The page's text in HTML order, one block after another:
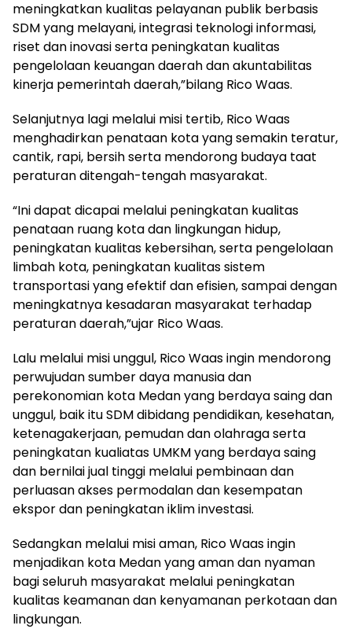
meningkatkan kualitas pelayanan publik berbasis
SDM yang melayani, integrasi teknologi informasi,
riset dan inovasi serta peningkatan kualitas
pengelolaan keuangan daerah dan akuntabilitas
kinerja pemerintah daerah,”bilang Rico Waas.
Selanjutnya lagi melalui misi tertib, Rico Waas
menghadirkan penataan kota yang semakin teratur,
cantik, rapi, bersih serta mendorong budaya taat
peraturan ditengah-tengah masyarakat.
“Ini dapat dicapai melalui peningkatan kualitas
penataan ruang kota dan lingkungan hidup,
peningkatan kualitas kebersihan, serta pengelolaan
limbah kota, peningkatan kualitas sistem
transportasi yang efektif dan efisien, sampai dengan
meningkatnya kesadaran masyarakat terhadap
peraturan daerah,”ujar Rico Waas.
Lalu melalui misi unggul, Rico Waas ingin mendorong
perwujudan sumber daya manusia dan
perekonomian kota Medan yang berdaya saing dan
unggul, baik itu SDM dibidang pendidikan, kesehatan,
ketenagakerjaan, pemudan dan olahraga serta
peningkatan kualiatas UMKM yang berdaya saing
dan bernilai jual tinggi melalui pembinaan dan
perluasan akses permodalan dan kesempatan
ekspor dan peningkatan iklim investasi.
Sedangkan melalui misi aman, Rico Waas ingin
menjadikan kota Medan yang aman dan nyaman
bagi seluruh masyarakat melalui peningkatan
kualitas keamanan dan kenyamanan perkotaan dan
lingkungan.